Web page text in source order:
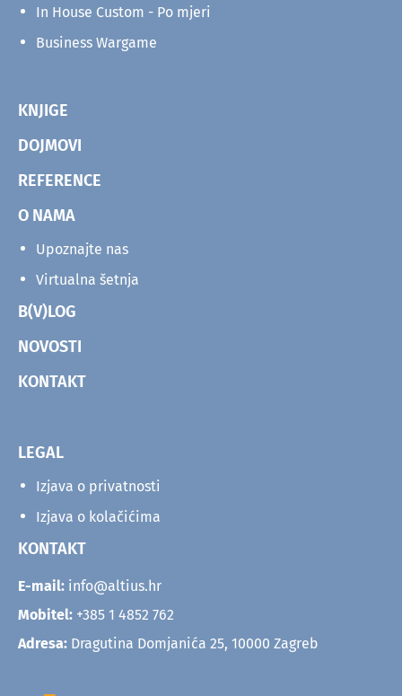
In House Custom - Po mjeri
Business Wargame
KNJIGE
DOJMOVI
REFERENCE
O NAMA
Upoznajte nas
Virtualna šetnja
B(V)LOG
NOVOSTI
KONTAKT
LEGAL
Izjava o privatnosti
Izjava o kolačićima
KONTAKT
E-mail: info@altius.hr
Mobitel: +385 1 4852 762
Adresa: Dragutina Domjanića 25, 10000 Zagreb